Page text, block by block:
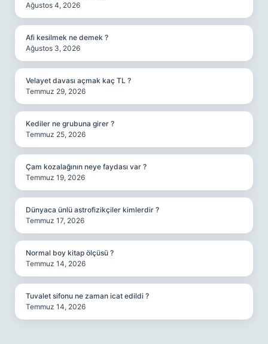
Ağustos 4, 2026
Afi kesilmek ne demek ?
Ağustos 3, 2026
Velayet davası açmak kaç TL ?
Temmuz 29, 2026
Kediler ne grubuna girer ?
Temmuz 25, 2026
Çam kozalağının neye faydası var ?
Temmuz 19, 2026
Dünyaca ünlü astrofizikçiler kimlerdir ?
Temmuz 17, 2026
Normal boy kitap ölçüsü ?
Temmuz 14, 2026
Tuvalet sifonu ne zaman icat edildi ?
Temmuz 14, 2026